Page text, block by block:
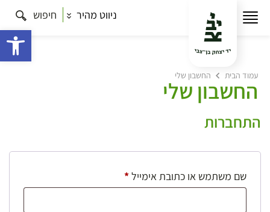
ניווט מהיר חיפוש
עמוד הבית החשבון שלי
החשבון שלי
התחברות
שם משתמש או כתובת אימייל*חובה